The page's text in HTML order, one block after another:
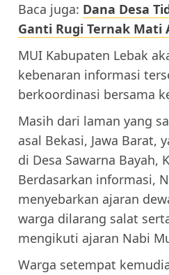
Baca juga: Dana Desa
Ganti Rugi Ternak Mati
MUI Kabupaten Lebak
kebenaran informasi
berkoordinasi bersama
Masih dari laman yang
asal Bekasi, Jawa Barat,
di Desa Sawarna Bayah,
Berdasarkan informasi,
menyebarkan ajaran
warga dilarang salat
mengikuti ajaran Nabi
Warga setempat